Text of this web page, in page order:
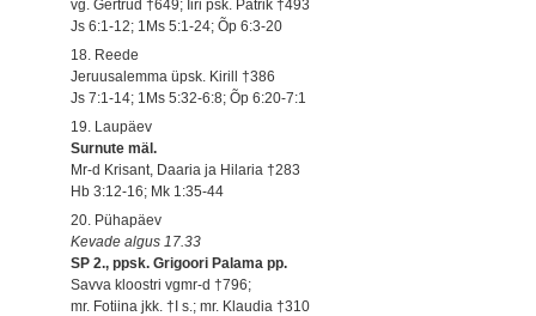
vg. Gertrud †649; Iiri psk. Patrik †493
Js 6:1-12; 1Ms 5:1-24; Õp 6:3-20
18. Reede
Jeruusalemma üpsk. Kirill †386
Js 7:1-14; 1Ms 5:32-6:8; Õp 6:20-7:1
19. Laupäev
Surnute mäl.
Mr-d Krisant, Daaria ja Hilaria †283
Hb 3:12-16; Mk 1:35-44
20. Pühapäev
Kevade algus 17.33
SP 2., ppsk. Grigoori Palama pp.
Savva kloostri vgmr-d †796;
mr. Fotiina jkk. †I s.; mr. Klaudia †310